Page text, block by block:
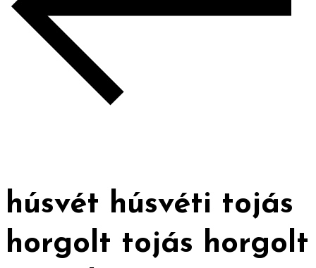
húsvét húsvéti tojás
horgolt tojás horgolt